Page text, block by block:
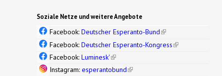
Soziale Netze und weitere Angebote
Facebook: Deutscher Esperanto-Bund(link is
external)
Facebook: Deutscher Esperanto-Kongress(link is
Facebook: Luminesk'(link is external)
Instagram: esperantobund(link is external)